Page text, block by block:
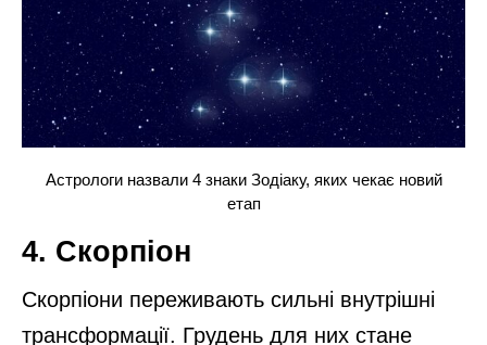
Астрологи назвали 4 знаки Зодіаку, яких чекає новий
етап
4. Скорпіон
Скорпіони переживають сильні внутрішні
трансформації. Грудень для них стане